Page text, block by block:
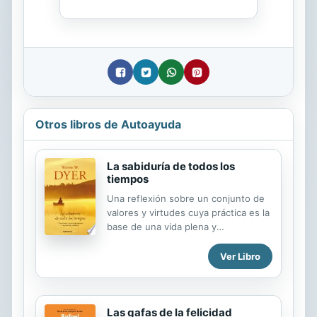
Otros libros de Autoayuda
La sabiduría de todos los
tiempos
Una reflexión sobre un conjunto de
valores y virtudes cuya práctica es la
base de una vida plena y
obra recoge fragmentos de algunos
de los más excelsos maestros del
desde Pitágoras hasta la madre
Teresa, desde Buda hasta Gandhi.
Ver Libro
Las gafas de la felicidad